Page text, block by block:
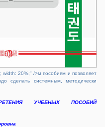
20%;" />м пособиям и позволяет
сделать системным, методически
УЧЕБНЫХ ПОСОБИЙ